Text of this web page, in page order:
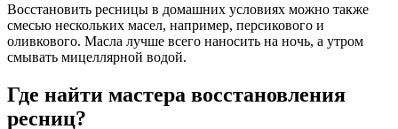
Восстановить ресницы в домашних условиях можно также
смесью нескольких масел, например, персикового и
оливкового. Масла лучше всего наносить на ночь, а утром
смывать мицеллярной водой.
Где найти мастера восстановления
ресниц?